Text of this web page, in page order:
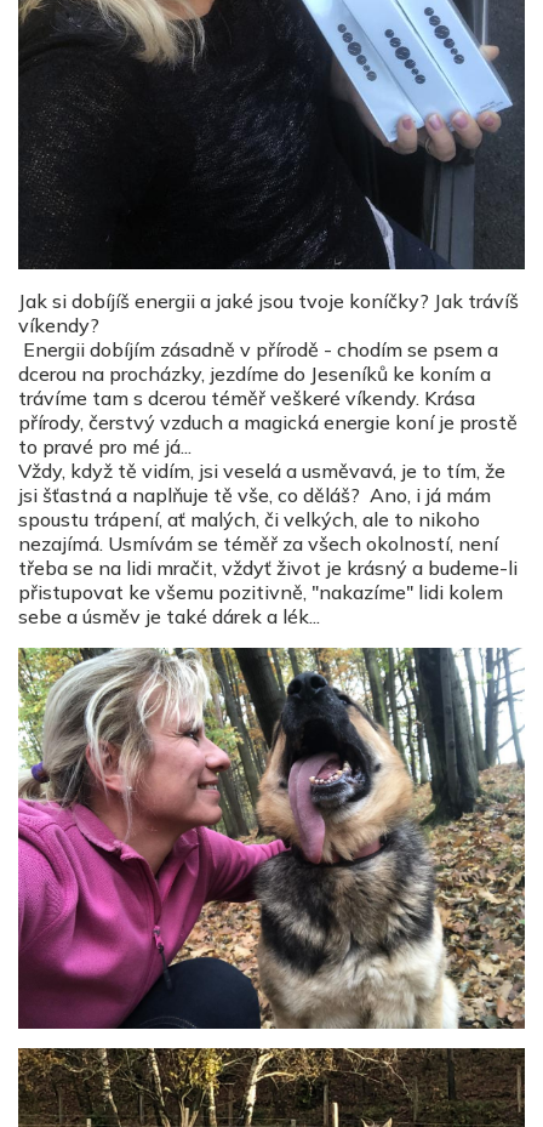
Jak si dobíjíš energii a jaké jsou tvoje koníčky? Jak trávíš
víkendy?
Energii dobíjím zásadně v přírodě - chodím se psem a
dcerou na procházky, jezdíme do Jeseníků ke koním a
trávíme tam s dcerou téměř veškeré víkendy. Krása
přírody, čerstvý vzduch a magická energie koní je prostě
to pravé pro mé já...
Vždy, když tě vidím, jsi veselá a usměvavá, je to tím, že
jsi šťastná a naplňuje tě vše, co děláš? Ano, i já mám
spoustu trápení, ať malých, či velkých, ale to nikoho
nezajímá. Usmívám se téměř za všech okolností, není
třeba se na lidi mračit, vždyť život je krásný a budeme-li
přistupovat ke všemu pozitivně, "nakazíme" lidi kolem
sebe a úsměv je také dárek a lék...